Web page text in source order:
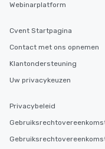
Webinarplatform
Cvent Startpagina
Contact met ons opnemen
Klantondersteuning
Uw privacykeuzen
Privacybeleid